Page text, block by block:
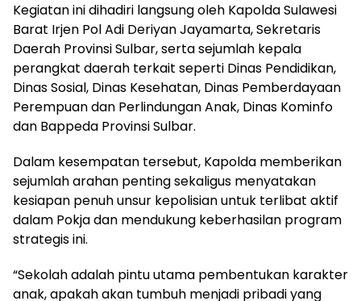
Kegiatan ini dihadiri langsung oleh Kapolda Sulawesi
Barat Irjen Pol Adi Deriyan Jayamarta, Sekretaris
Daerah Provinsi Sulbar, serta sejumlah kepala
perangkat daerah terkait seperti Dinas Pendidikan,
Dinas Sosial, Dinas Kesehatan, Dinas Pemberdayaan
Perempuan dan Perlindungan Anak, Dinas Kominfo
dan Bappeda Provinsi Sulbar.
Dalam kesempatan tersebut, Kapolda memberikan
sejumlah arahan penting sekaligus menyatakan
kesiapan penuh unsur kepolisian untuk terlibat aktif
dalam Pokja dan mendukung keberhasilan program
strategis ini.
“Sekolah adalah pintu utama pembentukan karakter
anak, apakah akan tumbuh menjadi pribadi yang